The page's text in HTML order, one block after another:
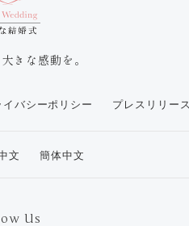
きな感動を。
イバシーポリシー プレスリリー
文 簡体中文
Us